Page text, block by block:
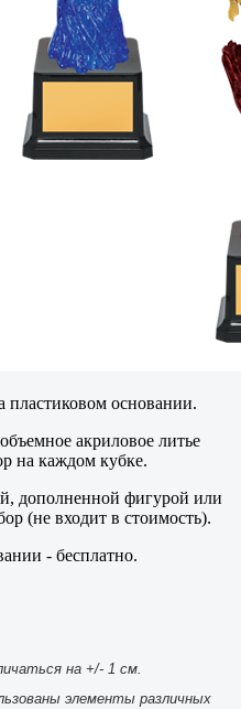
пластиковом основании.
акриловое литье
на каждом кубке.
дополненной фигурой или
(не входит в стоимость).
- бесплатно.
на +/- 1 см.
элементы различных